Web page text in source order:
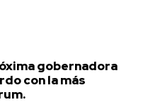
gobernadora
con la más